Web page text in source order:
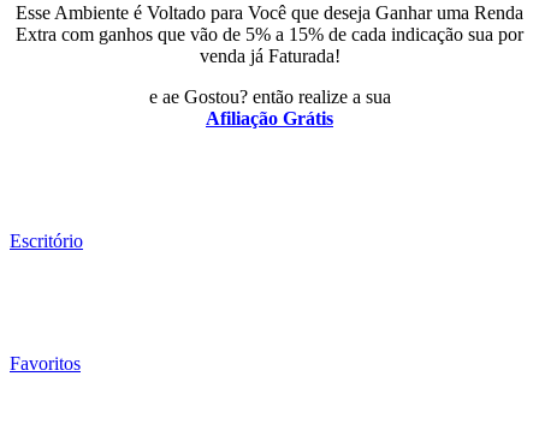
Esse Ambiente é Voltado para Você que deseja Ganhar uma Renda
Extra com ganhos que vão de 5% a 15% de cada indicação sua por
venda já Faturada!
e ae Gostou? então realize a sua
Afiliação Grátis
Escritório
Favoritos
500000 Un